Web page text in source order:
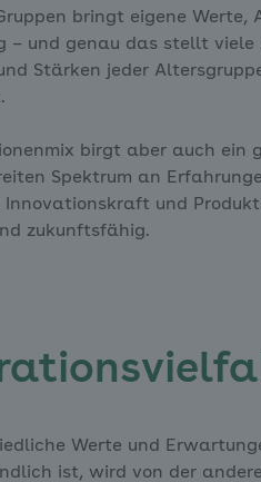
bringt eigene
– und genau das stellt viele
Stärken jeder
birgt aber auch ein
Spektrum an
Innovationskraft und
zukunftsfähig.
Werte und
ist, wird von der